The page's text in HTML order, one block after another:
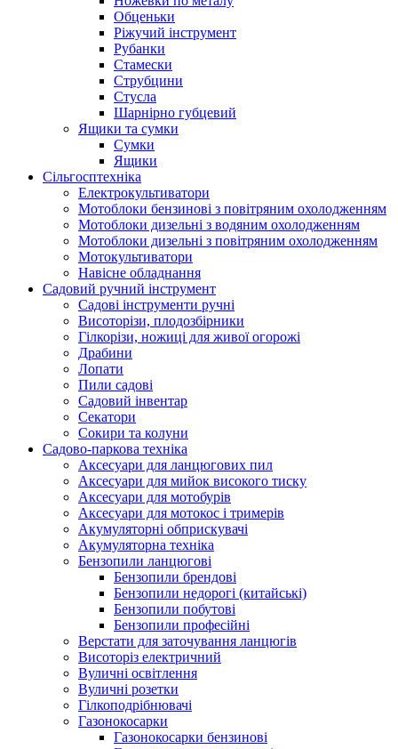
Обценьки
Ріжучий інструмент
Рубанки
Стамески
Струбцини
Стусла
Шарнірно губцевий
Ящики та сумки
Сумки
Ящики
Сільгосптехніка
Електрокультиватори
Мотоблоки бензинові з повітряним охолодженням
Мотоблоки дизельні з водяним охолодженням
Мотоблоки дизельні з повітряним охолодженням
Мотокультиватори
Навісне обладнання
Садовий ручний інструмент
Cадові інструменти ручні
Висоторізи, плодозбірники
Гілкорізи, ножиці для живої огорожі
Драбини
Лопати
Пили садові
Садовий інвентар
Секатори
Сокири та колуни
Садово-паркова техніка
Аксесуари для ланцюгових пил
Аксесуари для мийок високого тиску
Аксесуари для мотобурів
Аксесуари для мотокос і тримерів
Акумуляторні обприскувачі
Акумуляторна техніка
Бензопили ланцюгові
Бензопили брендові
Бензопили недорогі (китайські)
Бензопили побутові
Бензопили професійні
Верстати для заточування ланцюгів
Висоторіз електричний
Вуличні освітлення
Вуличні розетки
Гілкоподрібнювачі
Газонокосарки
Газонокосарки бензинові